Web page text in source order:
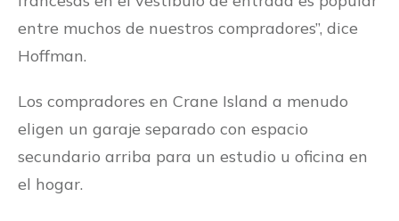
entre muchos de nuestros compradores”, dice
Hoffman.
Los compradores en Crane Island a menudo
eligen un garaje separado con espacio
secundario arriba para un estudio u oficina en
el hogar.